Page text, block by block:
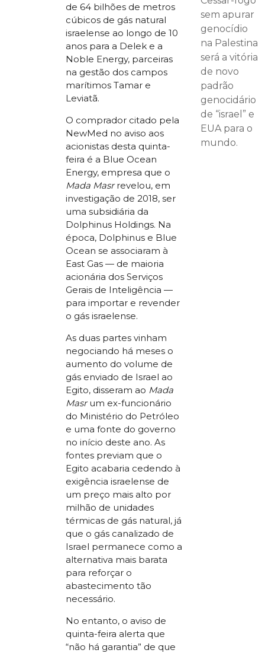
de 64 bilhões de metros
cúbicos de gás natural
israelense ao longo de 10
anos para a Delek e a
Noble Energy, parceiras
na gestão dos campos
marítimos Tamar e
Leviatã.
O comprador citado pela
NewMed no aviso aos
acionistas desta quinta-
feira é a Blue Ocean
Energy, empresa que o
Mada Masrrevelou, em
investigação de 2018, ser
uma subsidiária da
Dolphinus Holdings. Na
época, Dolphinus e Blue
Ocean se associaram à
East Gas — de maioria
acionária dos Serviços
Gerais de Inteligência —
para importar e revender
o gás israelense.
As duas partes vinham
negociando há meses o
aumento do volume de
gás enviado de Israel ao
Egito, disseram ao Mada
Masrum ex-funcionário
do Ministério do Petróleo
e uma fonte do governo
no início deste ano. As
fontes previam que o
Egito acabaria cedendo à
exigência israelense de
um preço mais alto por
milhão de unidades
térmicas de gás natural, já
que o gás canalizado de
Israel permanece como a
alternativa mais barata
para reforçar o
abastecimento tão
necessário.
No entanto, o aviso de
quinta-feira alerta que
“não há garantia” de que
sem apurar
genocídio
na Palestina
será a vitória
de novo
padrão
genocidário
de “israel” e
EUA para o
mundo.